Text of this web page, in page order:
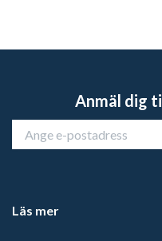
Anmäl dig
Läs mer